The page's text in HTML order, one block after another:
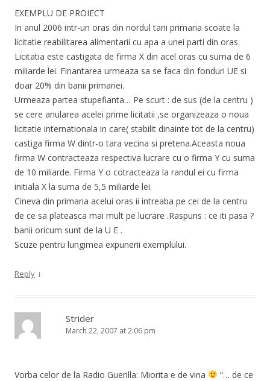
EXEMPLU DE PROIECT
In anul 2006 intr-un oras din nordul tarii primaria scoate la
licitatie reabilitarea alimentarii cu apa a unei parti din oras.
Licitatia este castigata de firma X din acel oras cu suma de 6
miliarde lei. Finantarea urmeaza sa se faca din fonduri UE si
doar 20% din banii primariei.
Urmeaza partea stupefianta… Pe scurt : de sus (de la centru )
se cere anularea acelei prime licitatii ,se organizeaza o noua
licitatie internationala in care( stabilit dinainte tot de la centru)
castiga firma W dintr-o tara vecina si pretena.Aceasta noua
firma W contracteaza respectiva lucrare cu o firma Y cu suma
de 10 miliarde. Firma Y o cotracteaza la randul ei cu firma
initiala X la suma de 5,5 miliarde lei.
Cineva din primaria acelui oras ii intreaba pe cei de la centru
de ce sa plateasca mai mult pe lucrare .Raspuns : ce iti pasa ?
banii oricum sunt de la U E .
Scuze pentru lungimea expunerii exemplului.
Reply ↓
Strider
March 22, 2007 at 2:06 pm
Vorba celor de la Radio Guerilla: Miorita e de vina
“… de ce